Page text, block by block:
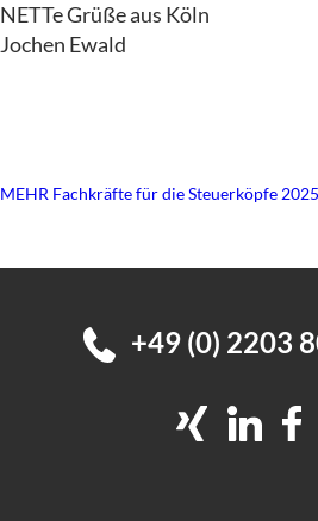
NETTe Grüße aus Köln
Jochen Ewald
MEHR Fachkräfte für die Steuerköpfe 2025
+49 (0) 2203